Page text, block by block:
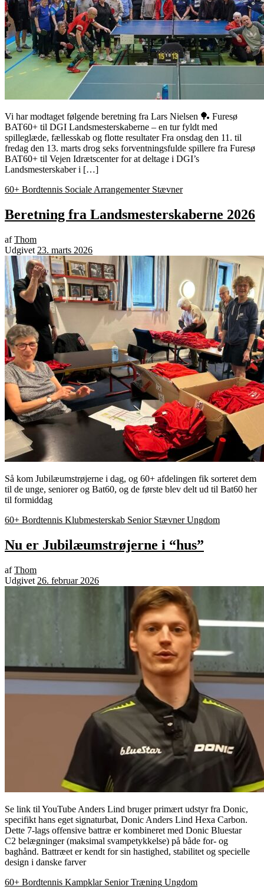
Vi har modtaget følgende beretning fra Lars Nielsen 🏓 Furesø
BAT60+ til DGI Landsmesterskaberne – en tur fyldt med
spilleglæde, fællesskab og flotte resultater Fra onsdag den 11. til
fredag den 13. marts drog seks forventningsfulde spillere fra Furesø
BAT60+ til Vejen Idrætscenter for at deltage i DGI’s
Landsmesterskaber i […]
60+ Bordtennis Sociale Arrangementer Stævner
Beretning fra Landsmesterskaberne 2026
afThom
Udgivet 23. marts 2026
Så kom Jubilæumstrøjerne i dag, og 60+ afdelingen fik sorteret dem
til de unge, seniorer og Bat60, og de første blev delt ud til Bat60 her
til formiddag
60+ Bordtennis Klubmesterskab Senior Stævner Ungdom
Nu er Jubilæumstrøjerne i “hus”
afThom
Udgivet 26. februar 2026
Se link til YouTube Anders Lind bruger primært udstyr fra Donic,
specifikt hans eget signaturbat, Donic Anders Lind Hexa Carbon.
Dette 7-lags offensive battræ er kombineret med Donic Bluestar
C2 belægninger (maksimal svampetykkelse) på både for- og
baghånd. Battræet er kendt for sin hastighed, stabilitet og specielle
design i danske farver
60+ Bordtennis Kampklar Senior Træning Ungdom